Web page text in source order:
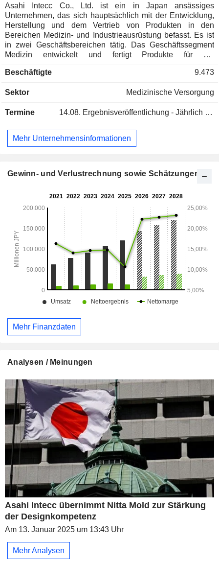
Asahi Intecc Co., Ltd. ist ein in Japan ansässiges
Unternehmen, das sich hauptsächlich mit der Entwicklung,
Herstellung und dem Vertrieb von Produkten in den
Bereichen Medizin- und Industrieausrüstung befasst. Es ist
in zwei Geschäftsbereichen tätig. Das Geschäftssegment
Medizin entwickelt und fertigt Produkte für die
Katheter), die vorwiegend für die intravaskuläre Behandlung
und andere Einrichtungen – in Japan hauptsächlich über
Vertriebspartner sowie in den Vereinigten Staaten,
Direktvertrieb. Das Geschäftssegment „Device Business“
entwickelt und fertigt Komponenten für den medizinischen
medizinische Geräte in Bereichen wie dem Kreislaufsystem,
Automobilindustrie.
Beschäftigte 9.473
Sektor Medizinische Versorgung
Termine 14.08. Ergebnisveröffentlichung - Jährlich 2026
Mehr Unternehmensinformationen
Gewinn- und Verlustrechnung sowie Schätzungen
Mehr Finanzdaten
Analysen / Meinungen
Asahi Intecc übernimmt Nitta Mold zur Stärkung
der Designkompetenz
Am 13. Januar 2025 um 13:43 Uhr
Mehr Analysen